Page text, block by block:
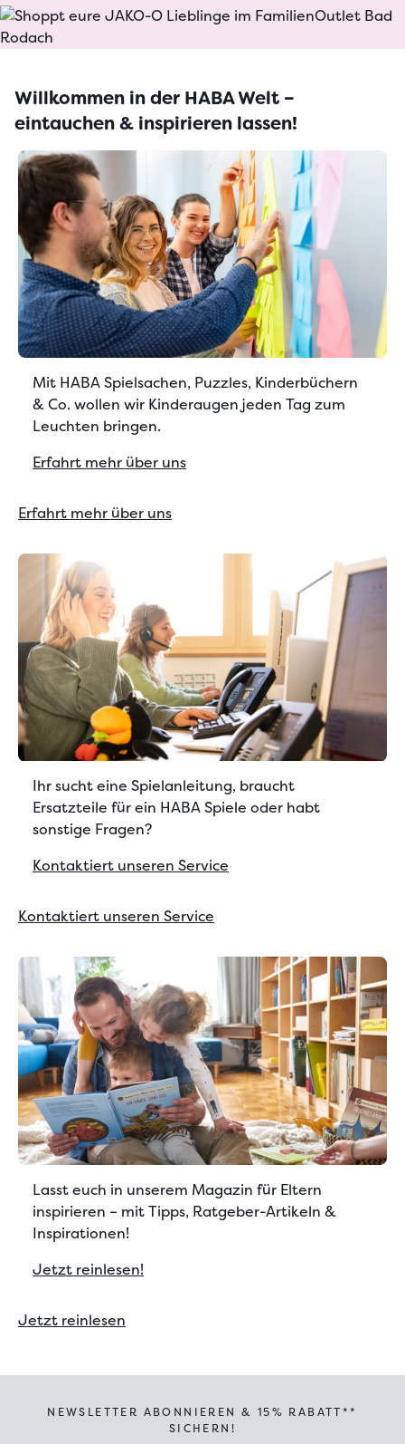
Willkommen in der HABA Welt –
eintauchen & inspirieren lassen!
Mit HABA Spielsachen, Puzzles, Kinderbüchern
& Co. wollen wir Kinderaugen jeden Tag zum
Leuchten bringen.
Erfahrt mehr über uns
Erfahrt mehr über uns
Ihr sucht eine Spielanleitung, braucht
Ersatzteile für ein HABA Spiele oder habt
sonstige Fragen?
Kontaktiert unseren Service
Kontaktiert unseren Service
Lasst euch in unserem Magazin für Eltern
inspirieren – mit Tipps, Ratgeber-Artikeln &
Inspirationen!
Jetzt reinlesen!
Jetzt reinlesen
NEWSLETTER ABONNIEREN & 15% RABATT**
SICHERN!